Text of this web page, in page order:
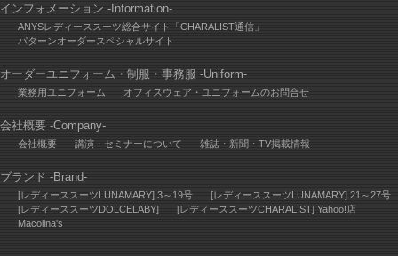
インフォメーション -Information-
ANYSレディーススーツ総合サイト「CHARALIST通信」
パターンオーダースペシャルサイト
オーダーユニフォーム・制服・事務服 -Uniform-
業務用ユニフォーム オフィスウェア・ユニフォームのお問合せ
会社概要 -Company-
会社概要 講演・セミナーについて 雑誌・新聞・TV掲載情報
ブランド -Brand-
[レディーススーツLUNAMARY] 3～19号
[レディーススーツLUNAMARY] 21～27号
[レディーススーツDOLCELABY]
[レディーススーツCHARALIST] Yahoo!店
Macolina's